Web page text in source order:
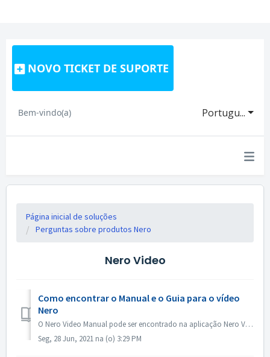
NOVO TICKET DE SUPORTE
Portugu...
Bem-vindo(a)
Página inicial de soluções
Perguntas sobre produtos Nero
Nero Video
Como encontrar o Manual e o Guia para o vídeo
Nero
O Nero Video Manual pode ser encontrado na aplicação Nero Video. Abra o vídeo Nero, clique em KnowHow no canto superior direito. No menu suspenso, cliqu...
Seg, 28 Jun, 2021 na (o) 3:29 PM